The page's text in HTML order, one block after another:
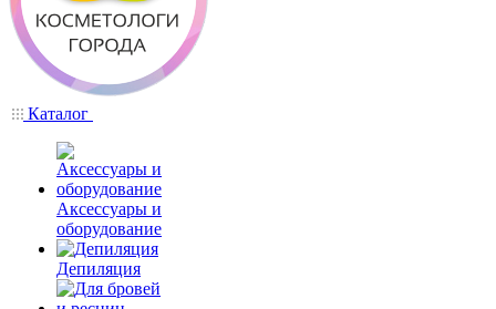
Каталог
Аксессуары и
оборудование
Депиляция